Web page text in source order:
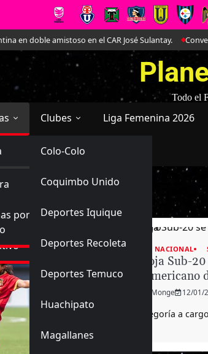
en el CAR José Sulantay. Conversamos en
Todo el
Chilena
Nacional
Internacional
por el
Clubes
Primera
Colo-Colo
Coquimbo Unido
Deportes Iquique
Deportes Recoleta
Deportes Temuco
Huachipato
Magallanes
Ascenso
Liga Femenina 2026
FUTBOL NACIONAL
La Roja Sub-
Sudamericano
Janis Monge 12/01/
La categoría a